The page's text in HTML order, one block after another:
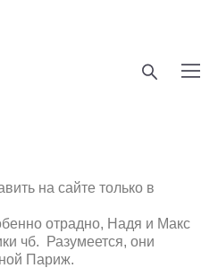
на сайте только в
отрадно, Надя и Макс
чб. Разумеется, они
Париж.